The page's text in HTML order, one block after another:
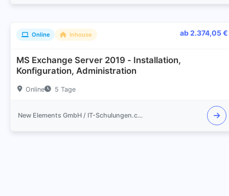
Online Inhouse ab 2.374,05 €
MS Exchange Server 2019 - Installation,
Konfiguration, Administration
Online 5 Tage
New Elements GmbH / IT-Schulungen.com